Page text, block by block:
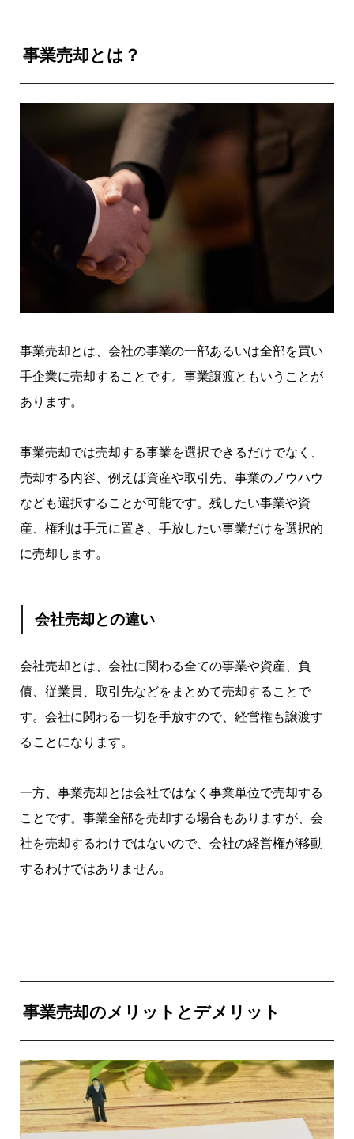
事業売却とは？
事業売却とは、会社の事業の一部あるいは全部を買い
手企業に売却することです。事業譲渡ともいうことが
あります。
事業売却では売却する事業を選択できるだけでなく、
売却する内容、例えば資産や取引先、事業のノウハウ
なども選択することが可能です。残したい事業や資
産、権利は手元に置き、手放したい事業だけを選択的
に売却します。
会社売却との違い
会社売却とは、会社に関わる全ての事業や資産、負
債、従業員、取引先などをまとめて売却することで
す。会社に関わる一切を手放すので、経営権も譲渡す
ることになります。
一方、事業売却とは会社ではなく事業単位で売却する
ことです。事業全部を売却する場合もありますが、会
社を売却するわけではないので、会社の経営権が移動
するわけではありません。
事業売却のメリットとデメリット